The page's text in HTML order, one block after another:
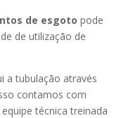
de esgoto pode
de utilização de
a tubulação através
contamos com
técnica treinada